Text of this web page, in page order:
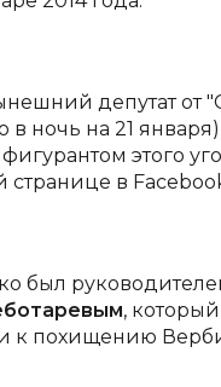
депутат от
ночь на 21
этого
странице в
был
,
к похищению